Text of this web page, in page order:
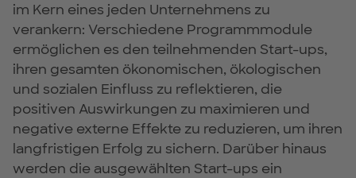
im Kern eines jeden Unternehmens zu
verankern: Verschiedene Programmmodule
ermöglichen es den teilnehmenden Start-ups,
ihren gesamten ökonomischen, ökologischen
und sozialen Einfluss zu reflektieren, die
positiven Auswirkungen zu maximieren und
negative externe Effekte zu reduzieren, um ihren
langfristigen Erfolg zu sichern. Darüber hinaus
werden die ausgewählten Start-ups ein